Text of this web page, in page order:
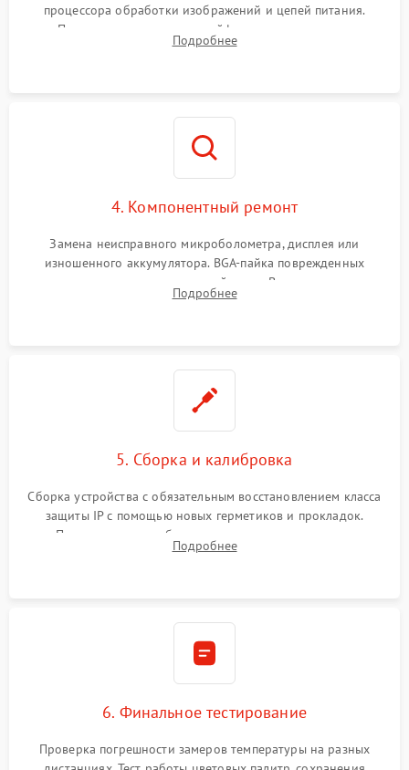
процессора обработки изображений и цепей питания.
Проверка целостности шлейфов, модуля памяти и
интерфейсов связи. Выявление сгоревших SMD-компонентов
Подробнее
4. Компонентный ремонт
Замена неисправного микроболометра, дисплея или
изношенного аккумулятора. BGA-пайка поврежденных
контроллеров на материнской плате. Восстановление
разъемов и кнопок, замена поврежденных элементов
Подробнее
5. Сборка и калибровка
Сборка устройства с обязательным восстановлением класса
защиты IP с помощью новых герметиков и прокладок.
Программная калибровка матрицы по эталонному
абсолютно черному телу для точного измерения температур.
Подробнее
6. Финальное тестирование
Проверка погрешности замеров температуры на разных